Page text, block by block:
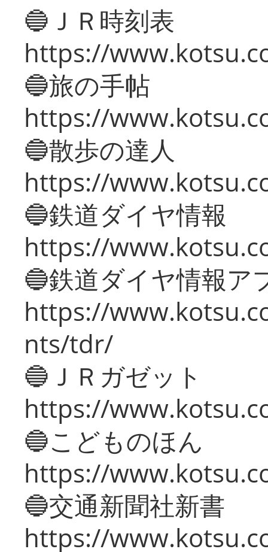
🔵ＪＲ時刻表
https://
🔵旅の手帖
https://
🔵散歩の達人
https://
🔵鉄道ダイヤ情報
https://
🔵鉄道ダイヤ情報ア
https://
nts/tdr/
🔵ＪＲガゼット
https://
🔵こどものほん
https://
🔵交通新聞社新書
https://